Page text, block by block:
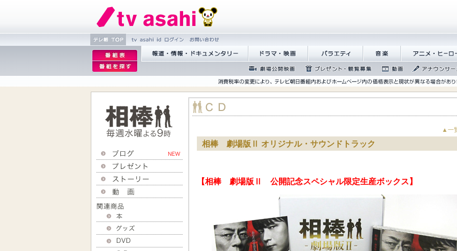
繝�Ξ譛
� TOP
tv asahi id 繝ｭ繧ｰ 縺雁撫縺
�粋繧上
○
逡
�｡
ｨ
邨
�
ｒ
謗
繝峨Λ繝槭�譏
�逕ｻ
繝舌Λ繧ｨ繝�
ぅ
髻ｳ讌ｽ
繧｢繝九Γ繝ｻ
繝ｭ繝ｼ
蜉��ｴ蜈ｬ髢区
丐逕ｻ
繝励Ξ繧ｼ繝ｳ繝医�
隕ｳ隕ｧ蜍滄寔
蜍慕判
繧｢繝翫え繝ｳ
ｵ繝ｼ繧ｺ
▲一
相棒 劇場版Ⅱ オリジナル・サウンドトラック
【相棒 劇場版Ⅱ 公開記念スペシャル限定生産ボックス】